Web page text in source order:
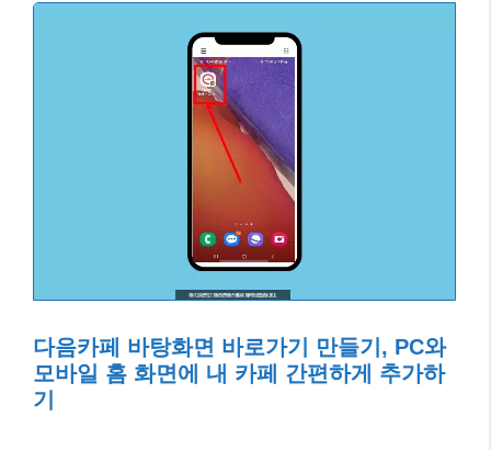
다음카페 바탕화면 바로가기 만들기, PC와
모바일 홈 화면에 내 카페 간편하게 추가하
기